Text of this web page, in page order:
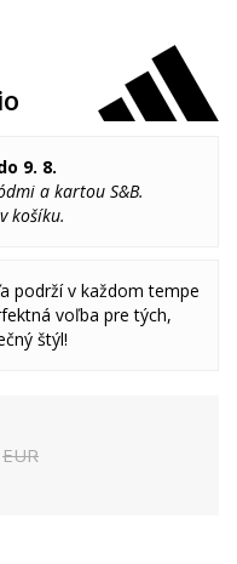
9. 8.
a kartou S&B.
košíku.
podrží v každom tempe
voľba pre tých,
štýl!
EUR